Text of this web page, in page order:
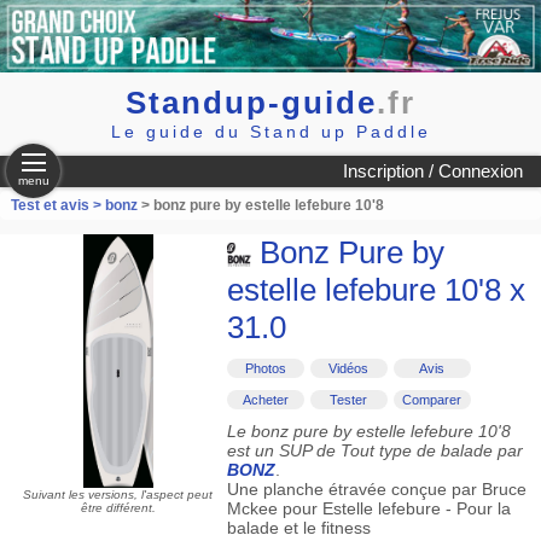
Standup-guide.fr
Le guide du Stand up Paddle
Inscription / Connexion
menu
Test et avis > bonz> bonz pure by estelle lefebure 10'8
Suivant les versions, l'aspect peut
être différent.
Bonz Pure by
estelle lefebure 10'8 x
31.0
Photos Vidéos Avis
Acheter Tester Comparer
Le bonz pure by estelle lefebure 10'8
est un SUP de Tout type de balade par
BONZ.
Une planche étravée conçue par Bruce
Mckee pour Estelle lefebure - Pour la
balade et le fitness